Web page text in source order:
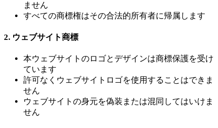
ません
すべての商標権はその合法的所有者に帰属します
2. ウェブサイト商標
本ウェブサイトのロゴとデザインは商標保護を受け
ています
許可なくウェブサイトロゴを使用することはできま
せん
ウェブサイトの身元を偽装または混同してはいけま
せん